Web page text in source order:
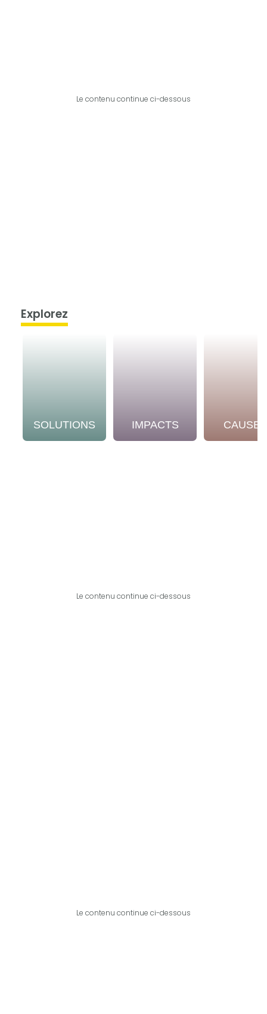
Le contenu continue ci-dessous
Explorez
SOLUTIONS IMPACTS CAUSES
Le contenu continue ci-dessous
Le contenu continue ci-dessous